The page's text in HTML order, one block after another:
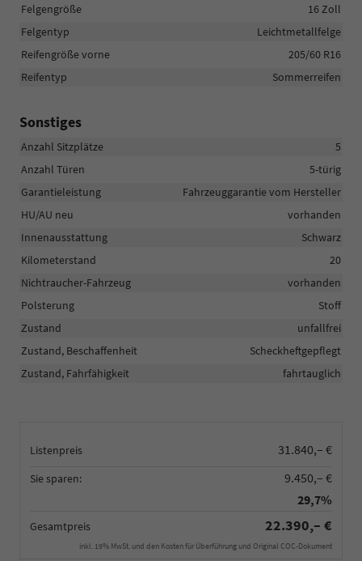
Listenpreis 31.840,– €
Sie sparen:
9.450,– €
29,7%
Gesamtpreis 22.390,– €
inkl. 19% MwSt. und den Kosten für Überführung und Original COC-Dokument
Felgengröße
16 Zoll
Felgentyp
Leichtmetallfelge
Reifengröße vorne
205/60 R16
Reifentyp
Sommerreifen
Sonstiges
Anzahl Sitzplätze
5
Anzahl Türen
5-türig
Garantieleistung
Fahrzeuggarantie vom Hersteller
HU/AU neu
vorhanden
Innenausstattung
Schwarz
Kilometerstand
20
Nichtraucher-Fahrzeug
vorhanden
Polsterung
Stoff
Zustand
unfallfrei
Zustand, Beschaffenheit
Scheckheftgepflegt
Zustand, Fahrfähigkeit
fahrtauglich